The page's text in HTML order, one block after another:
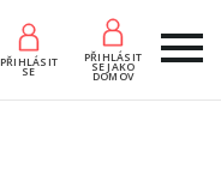
PŘIHLÁSIT
SE
PŘIHLÁSIT
SE JAKO
DOMOV